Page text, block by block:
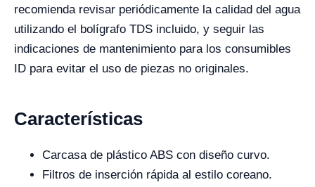
recomienda revisar periódicamente la calidad del agua
utilizando el bolígrafo TDS incluido, y seguir las
indicaciones de mantenimiento para los consumibles
ID para evitar el uso de piezas no originales.
Características
Carcasa de plástico ABS con diseño curvo.
Filtros de inserción rápida al estilo coreano.